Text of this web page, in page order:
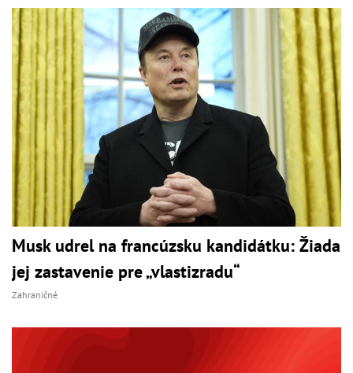
Musk udrel na francúzsku kandidátku: Žiada
jej zastavenie pre „vlastizradu“
Zahraničné